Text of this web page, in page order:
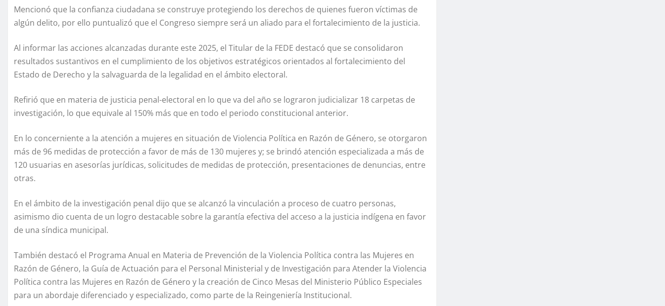
Mencionó que la confianza ciudadana se construye protegiendo los derechos de quienes fueron víctimas de
algún delito, por ello puntualizó que el Congreso siempre será un aliado para el fortalecimiento de la justicia.
Al informar las acciones alcanzadas durante este 2025, el Titular de la FEDE destacó que se consolidaron
resultados sustantivos en el cumplimiento de los objetivos estratégicos orientados al fortalecimiento del
Estado de Derecho y la salvaguarda de la legalidad en el ámbito electoral.
Refirió que en materia de justicia penal-electoral en lo que va del año se lograron judicializar 18 carpetas de
investigación, lo que equivale al 150% más que en todo el periodo constitucional anterior.
En lo concerniente a la atención a mujeres en situación de Violencia Política en Razón de Género, se otorgaron
más de 96 medidas de protección a favor de más de 130 mujeres y; se brindó atención especializada a más de
120 usuarias en asesorías jurídicas, solicitudes de medidas de protección, presentaciones de denuncias, entre
otras.
En el ámbito de la investigación penal dijo que se alcanzó la vinculación a proceso de cuatro personas,
asimismo dio cuenta de un logro destacable sobre la garantía efectiva del acceso a la justicia indígena en favor
de una síndica municipal.
También destacó el Programa Anual en Materia de Prevención de la Violencia Política contra las Mujeres en
Razón de Género, la Guía de Actuación para el Personal Ministerial y de Investigación para Atender la Violencia
Política contra las Mujeres en Razón de Género y la creación de Cinco Mesas del Ministerio Público Especiales
para un abordaje diferenciado y especializado, como parte de la Reingeniería Institucional.